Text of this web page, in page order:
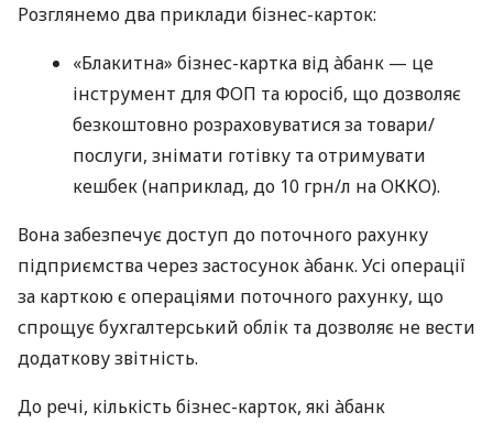
Розглянемо два приклади бізнес-карток:
«Блакитна» бізнес-картка від àбанк — це
інструмент для ФОП та юросіб, що дозволяє
безкоштовно розраховуватися за товари/
послуги, знімати готівку та отримувати
кешбек (наприклад, до 10 грн/л на ОККО).
Вона забезпечує доступ до поточного рахунку
підприємства через застосунок àбанк. Усі операції
за карткою є операціями поточного рахунку, що
спрощує бухгалтерський облік та дозволяє не вести
додаткову звітність.
До речі, кількість бізнес-карток, які àбанк